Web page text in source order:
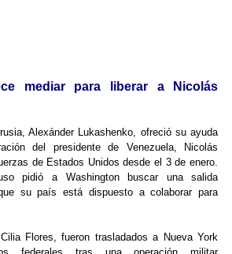
mediar para liberar a Nicolás
Alexánder Lukashenko, ofreció su ayuda
del presidente de Venezuela, Nicolás
de Estados Unidos desde el 3 de enero.
pidió a Washington buscar una salida
su país está dispuesto a colaborar para
Flores, fueron trasladados a Nueva York